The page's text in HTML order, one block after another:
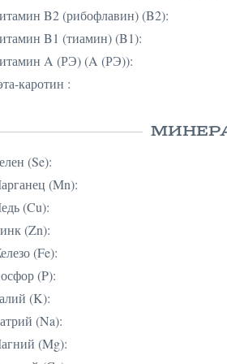
B2 (рибофлавин) (B2):
B1 (тиамин) (B1):
A (РЭ) (A (РЭ)):
каротин :
(Se):
(Mn):
(Cu):
(Zn):
(Fe):
(P):
(K):
(Na):
(Mg):